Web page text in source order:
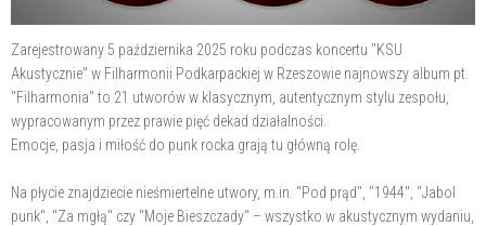
Zarejestrowany 5 października 2025 roku podczas koncertu "KSU
Akustycznie" w Filharmonii Podkarpackiej w Rzeszowie najnowszy album pt.
"Filharmonia" to 21 utworów w klasycznym, autentycznym stylu zespołu,
wypracowanym przez prawie pięć dekad działalności.
Emocje, pasja i miłość do punk rocka grają tu główną rolę.
Na płycie znajdziecie nieśmiertelne utwory, m.in. "Pod prąd", "1944", "Jabol
punk", "Za mgłą" czy "Moje Bieszczady" – wszystko w akustycznym wydaniu,